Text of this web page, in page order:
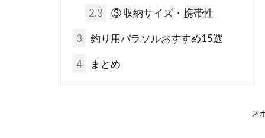
2.3 ③ 収納サイズ・携帯性
3 釣り用パラソルおすすめ15選
4 まとめ
ス